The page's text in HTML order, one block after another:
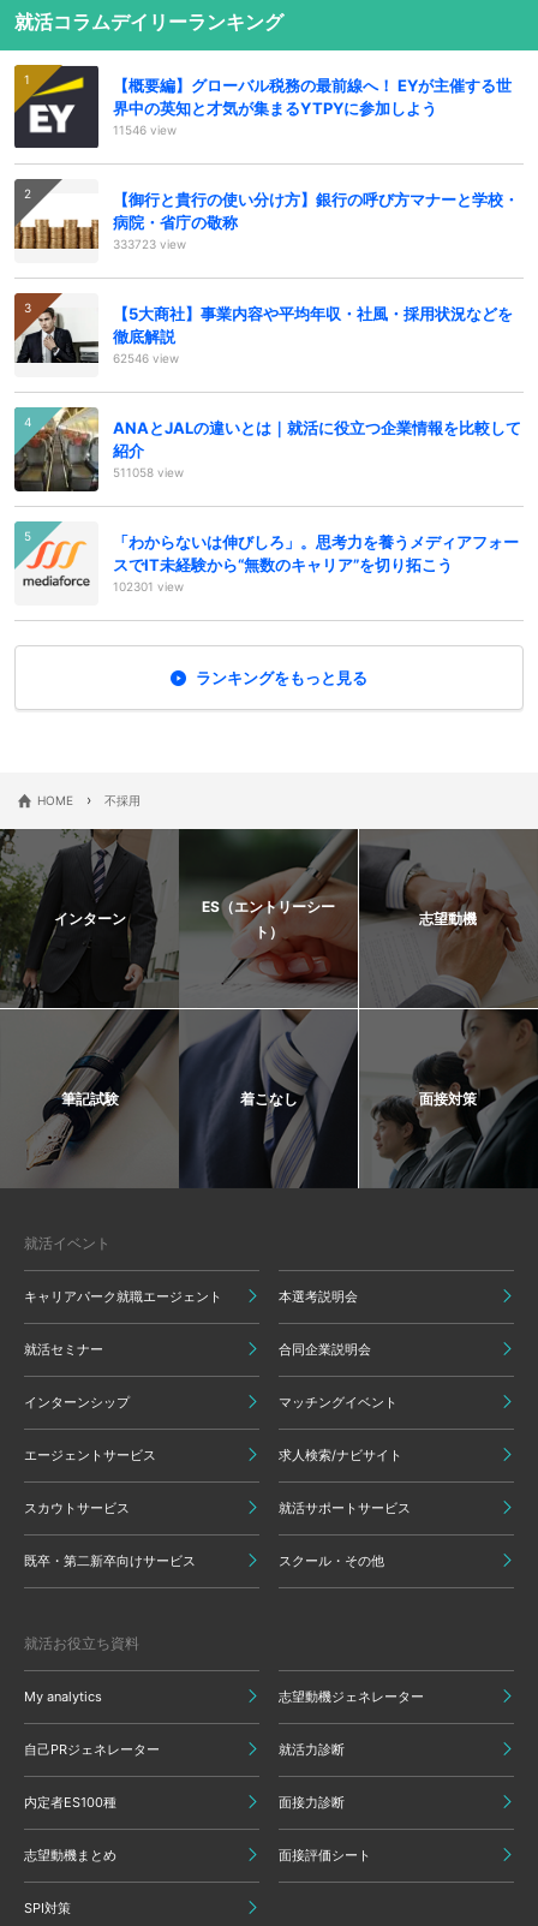
就活コラムデイリーランキング
【概要編】グローバル税務の最前線へ！ EYが主催する世
界中の英知と才気が集まるYTPYに参加しよう
11546 view
【御行と貴行の使い分け方】銀行の呼び方マナーと学校・
病院・省庁の敬称
333723 view
【5大商社】事業内容や平均年収・社風・採用状況などを
徹底解説
62546 view
ANAとJALの違いとは｜就活に役立つ企業情報を比較して
紹介
511058 view
「わからないは伸びしろ」。思考力を養うメディアフォー
スでIT未経験から“無数のキャリア”を切り拓こう
102301 view
ランキングをもっと見る
HOME › 不採用
インターン
ES（エントリーシー
ト）
志望動機
筆記試験 着こなし 面接対策
就活イベント
キャリアパーク就職エージェント 本選考説明会
就活セミナー 合同企業説明会
インターンシップ マッチングイベント
エージェントサービス 求人検索/ナビサイト
スカウトサービス 就活サポートサービス
既卒・第二新卒向けサービス スクール・その他
就活お役立ち資料
My analytics 志望動機ジェネレーター
自己PRジェネレーター 就活力診断
内定者ES100種 面接力診断
志望動機まとめ 面接評価シート
SPI対策